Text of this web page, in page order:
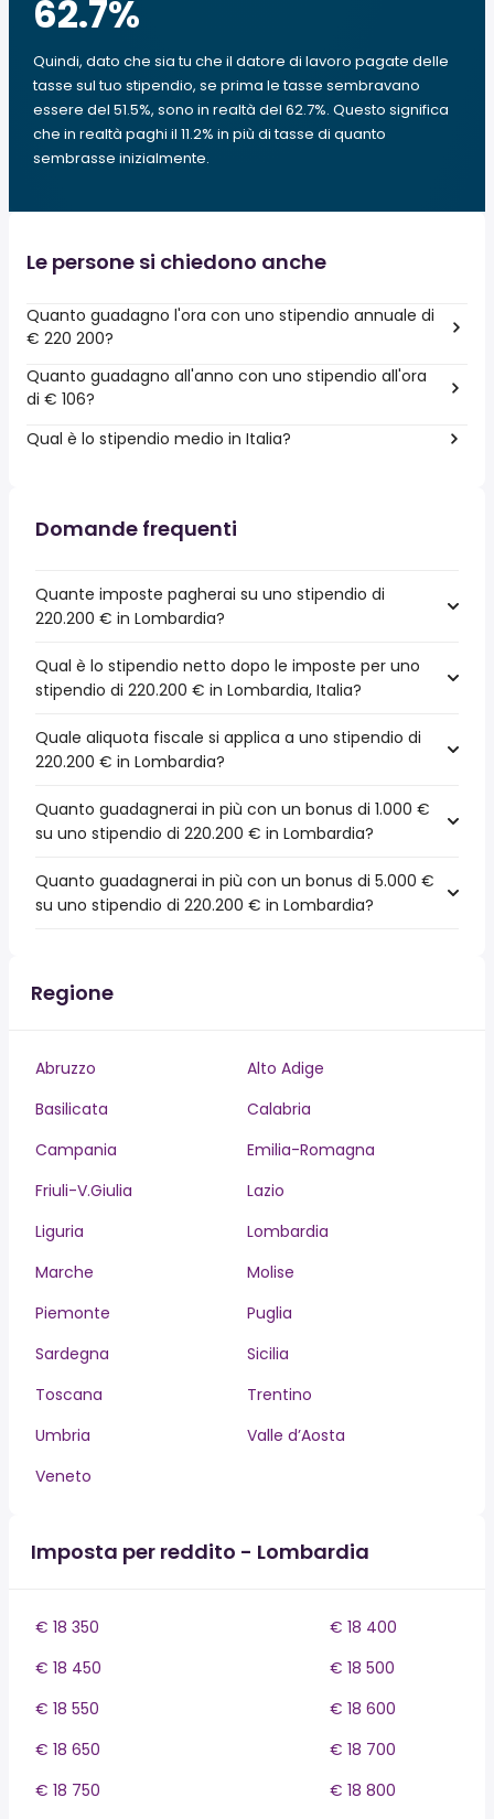
62.7%
Quindi, dato che sia tu che il datore di lavoro pagate delle
tasse sul tuo stipendio, se prima le tasse sembravano
essere del 51.5%, sono in realtà del 62.7%. Questo significa
che in realtà paghi il 11.2% in più di tasse di quanto
sembrasse inizialmente.
Le persone si chiedono anche
Quanto guadagno l'ora con uno stipendio annuale di
€ 220 200?
Quanto guadagno all'anno con uno stipendio all'ora
di € 106?
Qual è lo stipendio medio in Italia?
Domande frequenti
Quante imposte pagherai su uno stipendio di
220.200 € in Lombardia?
Qual è lo stipendio netto dopo le imposte per uno
stipendio di 220.200 € in Lombardia, Italia?
Quale aliquota fiscale si applica a uno stipendio di
220.200 € in Lombardia?
Quanto guadagnerai in più con un bonus di 1.000 €
su uno stipendio di 220.200 € in Lombardia?
Quanto guadagnerai in più con un bonus di 5.000 €
su uno stipendio di 220.200 € in Lombardia?
Regione
Abruzzo
Alto Adige
Basilicata
Calabria
Campania
Emilia-Romagna
Friuli-V.Giulia
Lazio
Liguria
Lombardia
Marche
Molise
Piemonte
Puglia
Sardegna
Sicilia
Toscana
Trentino
Umbria
Valle d’Aosta
Veneto
Imposta per reddito - Lombardia
€ 18 350
€ 18 400
€ 18 450
€ 18 500
€ 18 550
€ 18 600
€ 18 650
€ 18 700
€ 18 750
€ 18 800